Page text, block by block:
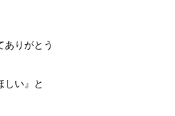
ありがとう
しい』と